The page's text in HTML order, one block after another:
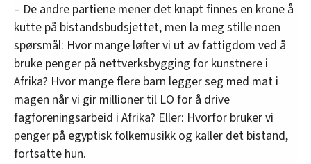
– De andre partiene mener det knapt finnes en krone å
kutte på bistandsbudsjettet, men la meg stille noen
spørsmål: Hvor mange løfter vi ut av fattigdom ved å
bruke penger på nettverksbygging for kunstnere i
Afrika? Hvor mange flere barn legger seg med mat i
magen når vi gir millioner til LO for å drive
fagforeningsarbeid i Afrika? Eller: Hvorfor bruker vi
penger på egyptisk folkemusikk og kaller det bistand,
fortsatte hun.